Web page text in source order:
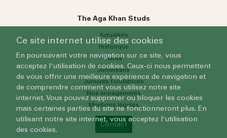
The Aga Khan Studs
Actualités
Historique
Haras
Jumenterie
Juments fondatrices
Nos engagements
Mentions légales
Contact
Ce site internet utilise des cookies
En poursuivant votre navigation sur ce site, vous
acceptez l'utilisation de cookies. Ceux-ci nous permettent
de vous offrir une meilleure expérience de navigation et
de comprendre comment vous utilisez notre site
internet. Vous pouvez supprimer ou bloquer les cookies
mais certaines parties du site ne fonctionneront plus. En
utilisant notre site internet, vous acceptez l'utilisation
des cookies.